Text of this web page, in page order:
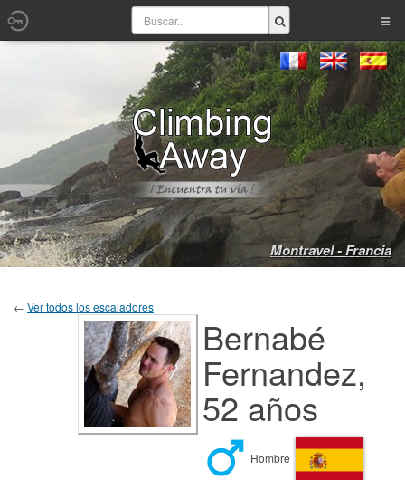
Montravel - Francia
← Ver todos los escaladores
Bernabé
Fernandez,
52 años
Hombre